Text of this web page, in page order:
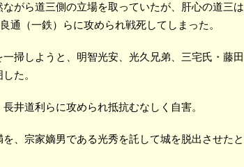
がら道三側の立場を取っていたが、肝心の道三は
通（一鉄）らに攻められ戦死してしまった。
掃しようと、明智光安、光久兄弟、三宅氏・藤田
た。
井道利らに攻められ抵抗むなしく自害。
、宗家嫡男である光秀を託して城を脱出させたと